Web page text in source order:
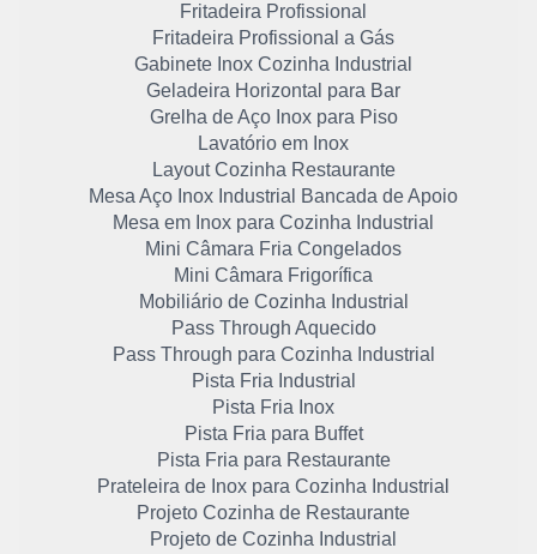
Fritadeira Profissional
Fritadeira Profissional a Gás
Gabinete Inox Cozinha Industrial
Geladeira Horizontal para Bar
Grelha de Aço Inox para Piso
Lavatório em Inox
Layout Cozinha Restaurante
Mesa Aço Inox Industrial Bancada de Apoio
Mesa em Inox para Cozinha Industrial
Mini Câmara Fria Congelados
Mini Câmara Frigorífica
Mobiliário de Cozinha Industrial
Pass Through Aquecido
Pass Through para Cozinha Industrial
Pista Fria Industrial
Pista Fria Inox
Pista Fria para Buffet
Pista Fria para Restaurante
Prateleira de Inox para Cozinha Industrial
Projeto Cozinha de Restaurante
Projeto de Cozinha Industrial